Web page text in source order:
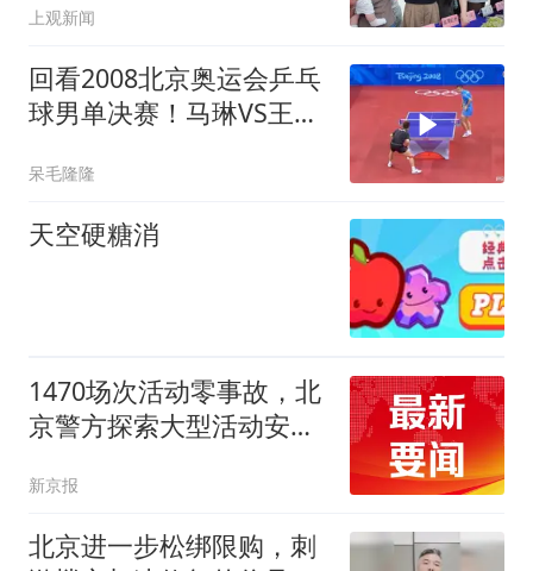
上观新闻
回看2008北京奥运会乒乓
球男单决赛！马琳VS王
呆毛隆隆
天空硬糖消
1470场次活动零事故，北
京警方探索大型活动安保
新京报
北京进一步松绑限购，刺